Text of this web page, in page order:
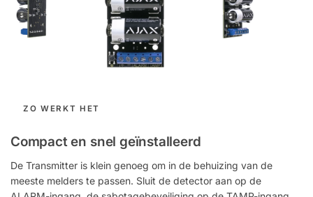
ZO WERKT HET
Compact en snel geïnstalleerd
De Transmitter is klein genoeg om in de behuizing van de
meeste melders te passen. Sluit de detector aan op de